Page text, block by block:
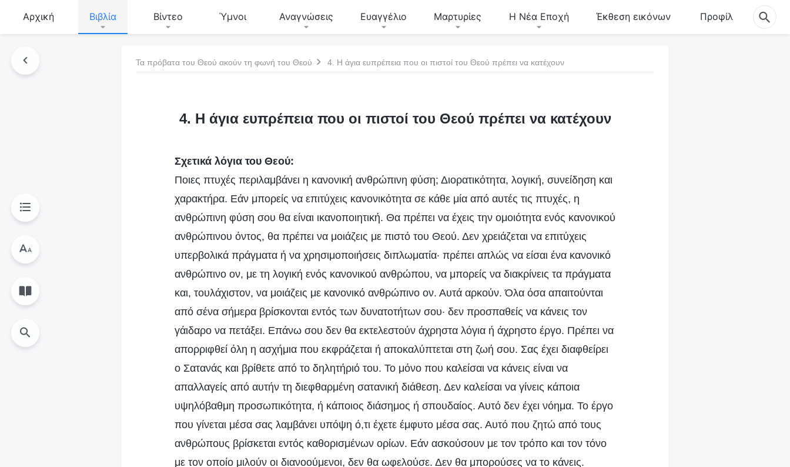
Αρχική Βιβλία Βίντεο Ύμνοι Αναγνώσεις Ευαγγέλιο Μαρτυρίες Η Νέα Εποχή Έκθεση εικόνων Προφίλ
Τα πρόβατα του Θεού ακούν τη φωνή του Θεού 4. Η άγια ευπρέπεια που οι πιστοί του Θεού πρέπει να κατέχουν
4. Η άγια ευπρέπεια που οι πιστοί του Θεού πρέπει να κατέχουν
Σχετικά λόγια του Θεού:
Ποιες πτυχές περιλαμβάνει η κανονική ανθρώπινη φύση; Διορατικότητα, λογική, συνείδηση και
χαρακτήρα. Εάν μπορείς να επιτύχεις κανονικότητα σε κάθε μία από αυτές τις πτυχές, η
ανθρώπινη φύση σου θα είναι ικανοποιητική. Θα πρέπει να έχεις την ομοιότητα ενός κανονικού
ανθρώπινου όντος, θα πρέπει να μοιάζεις με πιστό του Θεού. Δεν χρειάζεται να επιτύχεις
υπερβολικά πράγματα ή να χρησιμοποιήσεις διπλωματία· πρέπει απλώς να είσαι ένα κανονικό
ανθρώπινο ον, με τη λογική ενός κανονικού ανθρώπου, να μπορείς να διακρίνεις τα πράγματα
και, τουλάχιστον, να μοιάζεις με κανονικό ανθρώπινο ον. Αυτά αρκούν. Όλα όσα απαιτούνται
από σένα σήμερα βρίσκονται εντός των δυνατοτήτων σου· δεν προσπαθείς να κάνεις τον
γάιδαρο να πετάξει. Επάνω σου δεν θα εκτελεστούν άχρηστα λόγια ή άχρηστο έργο. Πρέπει να
απορριφθεί όλη η ασχήμια που εκφράζεται ή αποκαλύπτεται στη ζωή σου. Σας έχει διαφθείρει
ο Σατανάς και βρίθετε από το δηλητήριό του. Το μόνο που καλείσαι να κάνεις είναι να
απαλλαγείς από αυτήν τη διεφθαρμένη σατανική διάθεση. Δεν καλείσαι να γίνεις κάποια
υψηλόβαθμη προσωπικότητα, ή κάποιος διάσημος ή σπουδαίος. Αυτό δεν έχει νόημα. Το έργο
που γίνεται μέσα σας λαμβάνει υπόψη ό,τι έχετε έμφυτο μέσα σας. Αυτό που ζητώ από τους
ανθρώπους βρίσκεται εντός καθορισμένων ορίων. Εάν ασκούσουν με τον τρόπο και τον τόνο
με τον οποίο μιλούν οι διανοούμενοι, δεν θα ωφελούσε. Δεν θα μπορούσες να το κάνεις.